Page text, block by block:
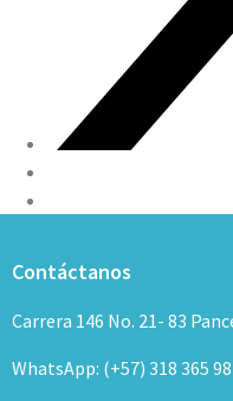
Contáctanos
Carrera 146 No. 21- 83
WhatsApp: (+57) 318 365